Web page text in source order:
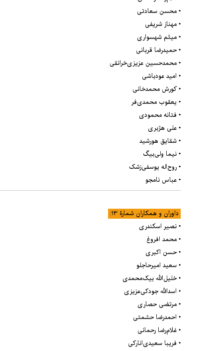
• محسن سعادتی
• مهناز شریفی
• میثم شهسواری
• حمیدرضا قربانی
• محمدحسین عزیزی‌خرانقی
• امید عودباشی
• کورش محمدخانی
• یعقوب محمدی‌فر
• فتانه محمودی
• علی هژبری
• شقایق هورشید
• نیما ولی‌بیگ
• روح‌اله یوسفی‌زشک
• عباس نامجو
داوران و همکاران شمارۀ ۱۳:
• نصیر اسکندری
• محمد افروغ
• حسن اکبری
• سعید امیرحاجلو
• خلیل‌الله بیک‌محمدی
• اسدالله جودکی‌عزیزی
• مرتضی حصاری
• احمدرضا حشمتی
• غلام‌رضا رحمانی
• فریبا سعیدی‌انارکی